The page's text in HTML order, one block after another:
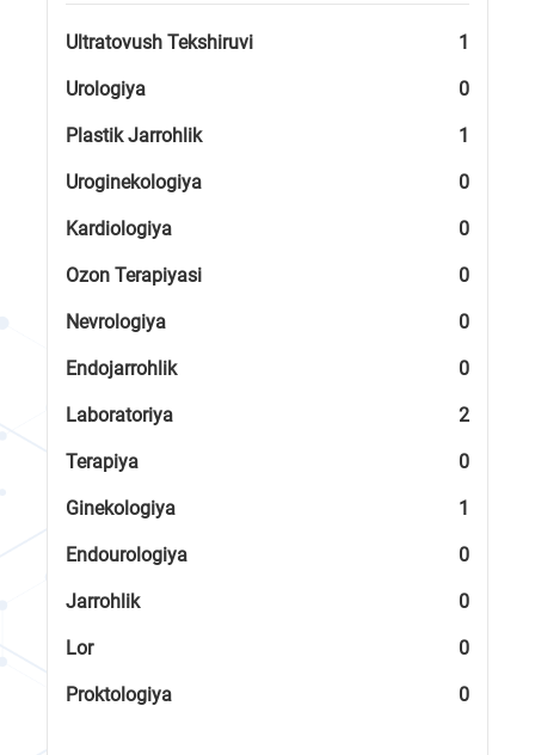
Ultratovush Tekshiruvi 1
Urologiya 0
Plastik Jarrohlik 1
Uroginekologiya 0
Kardiologiya 0
Ozon Terapiyasi 0
Nevrologiya 0
Endojarrohlik 0
Laboratoriya 2
Terapiya 0
Ginekologiya 1
Endourologiya 0
Jarrohlik 0
Lor 0
Proktologiya 0